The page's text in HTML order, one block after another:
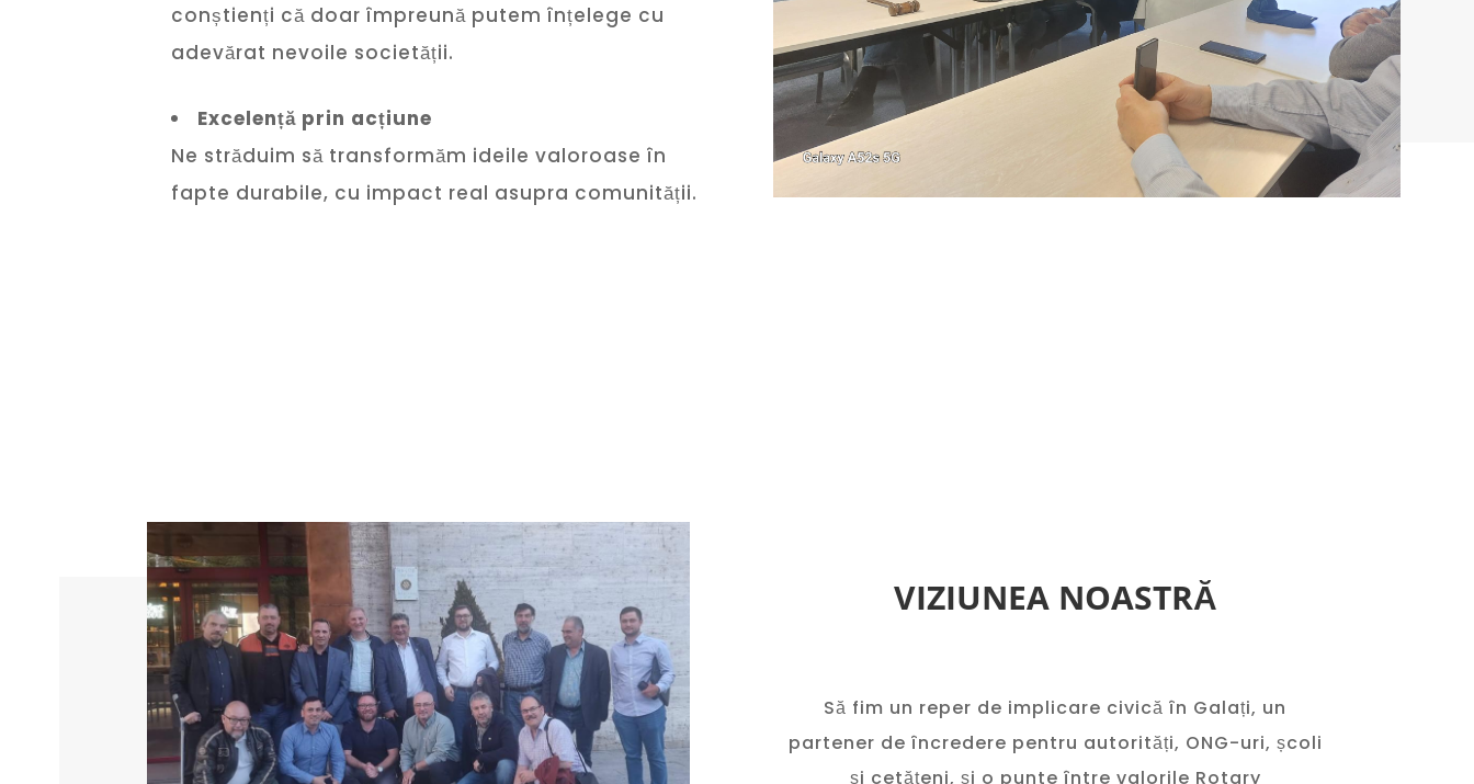
conștienți că doar împreună putem înțelege cu
adevărat nevoile societății.
Excelență prin acțiune
Ne străduim să transformăm ideile valoroase în
fapte durabile, cu impact real asupra comunității.
VIZIUNEA NOASTRĂ
Să fim un reper de implicare civică în Galați, un
partener de încredere pentru autorități, ONG-uri, școli
și cetățeni, și o punte între valorile Rotary